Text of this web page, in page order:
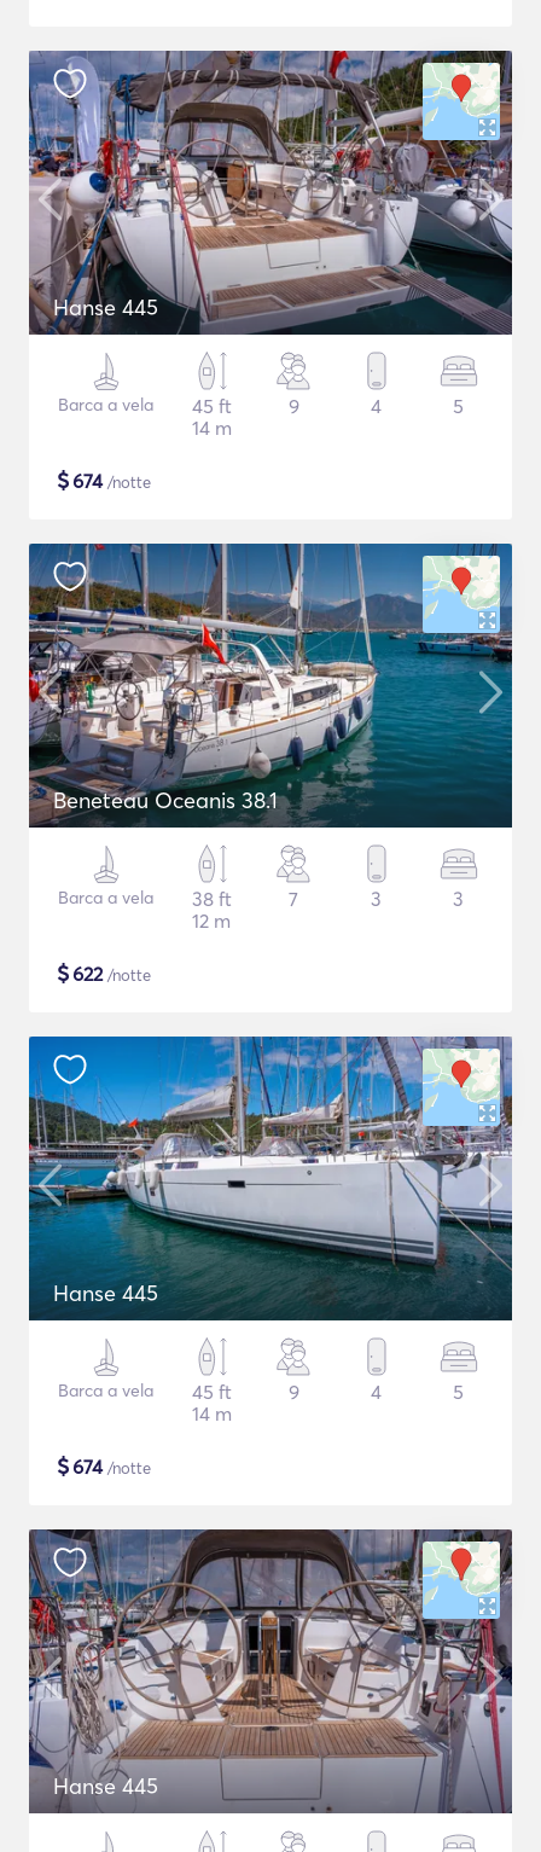
Hanse 445
Barca a vela
45 ft
14 m
9 4 5
$674/notte
Beneteau Oceanis 38.1
Barca a vela
38 ft
12 m
7 3 3
$622/notte
Hanse 445
Barca a vela
45 ft
14 m
9 4 5
$674/notte
Hanse 445